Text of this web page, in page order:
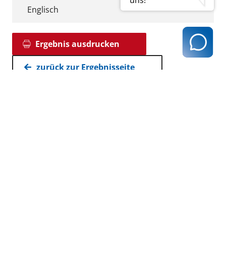
Englisch
Ergebnis ausdrucken
zurück zur Ergebnisseite